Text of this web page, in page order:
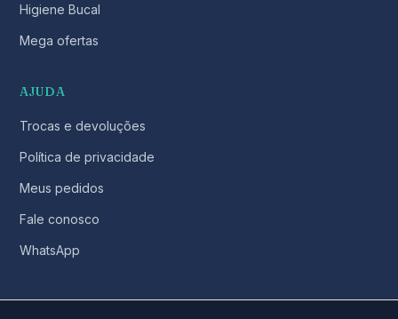
Higiene Bucal
Mega ofertas
AJUDA
Trocas e devoluções
Política de privacidade
Meus pedidos
Fale conosco
WhatsApp